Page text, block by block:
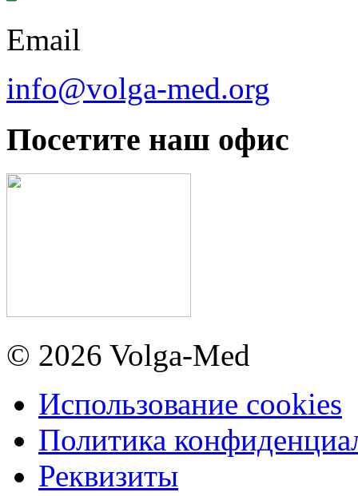
Email
info@volga-med.org
Посетите наш офис
© 2026 Volga-Med
Использование cookies
Политика
Реквизиты